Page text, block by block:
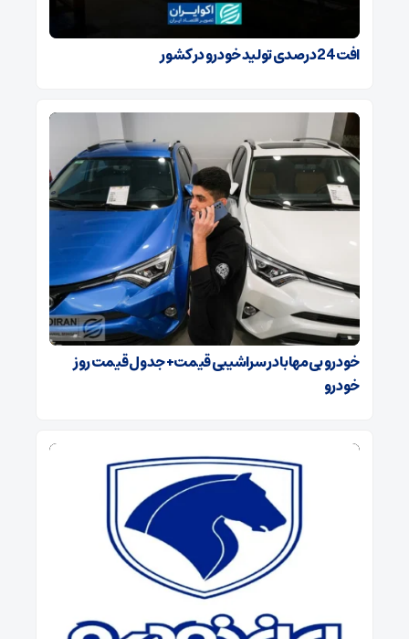
افت 24 درصدی تولید خودرو در کشور
خودرو بی‌مهابا در سراشیبی قیمت+ جدول قیمت روز
خودرو